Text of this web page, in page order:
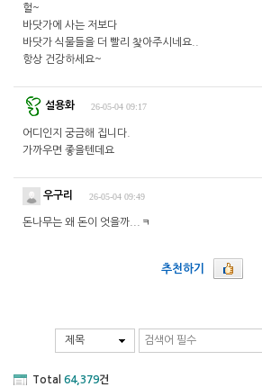
헐~
바닷가에 사는 저보다
바닷가 식물들을 더 빨리 찿아주시네요..
항상 건강하세요~
설용화 26-05-04 09:17
어디인지 궁금해 집니다.
가까우면 좋을텐데요
우구리 26-05-04 09:49
돈나무는 왜 돈이 엇을까...ㅋ
추천하기
제목
Total 64,379건